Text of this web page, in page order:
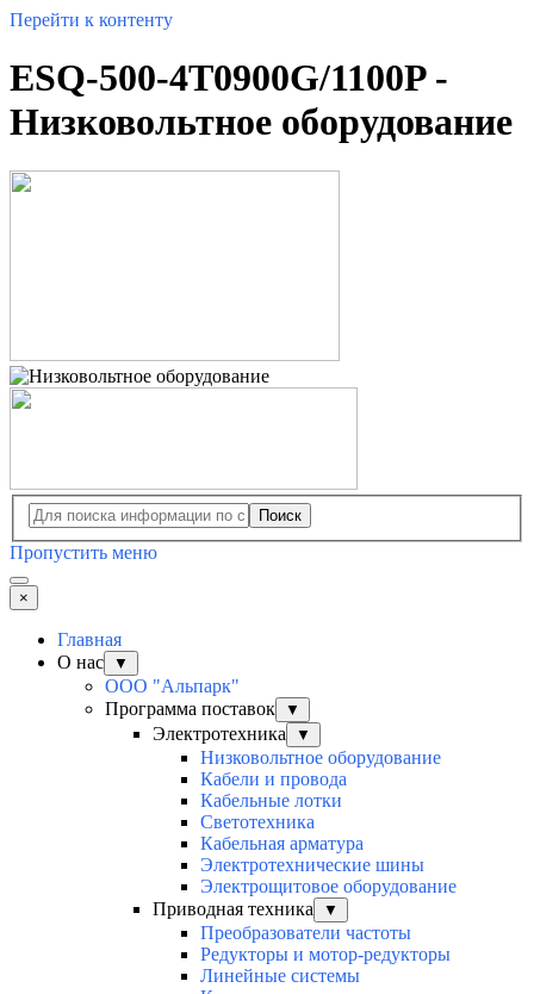
Перейти к контенту
ESQ-500-4T0900G/1100P -
Низковольтное оборудование
Поиск
Пропустить меню
×
Главная
О нас
▼
ООО "Альпарк"
Программа поставок
▼
Электротехника ▼
Низковольтное оборудование
Кабели и провода
Кабельные лотки
Светотехника
Кабельная арматура
Электротехнические шины
Электрощитовое оборудование
Приводная техника
▼
Преобразователи частоты
Редукторы и мотор-редукторы
Линейные системы